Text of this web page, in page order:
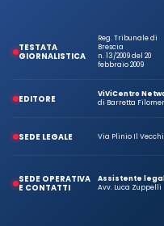
TESTATA
GIORNALISTICA
Reg. Tribunale di
Brescia
n. 13/2009 del 20
febbraio 2009
EDITORE
ViViCentro
di Barretta
SEDE LEGALE Via Plinio Il
SEDE OPERATIVA
E CONTATTI
Assistente
Avv. Luca Zuppelli